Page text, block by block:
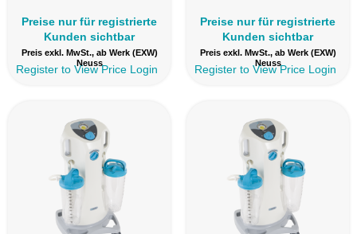
Preise nur für registrierte
Kunden sichtbar
Preis exkl. MwSt., ab Werk (EXW)
Neuss
Register to View Price Login
Preise nur für registrierte
Kunden sichtbar
Preis exkl. MwSt., ab Werk (EXW)
Neuss
Register to View Price Login